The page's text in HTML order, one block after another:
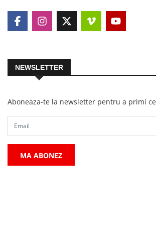
NEWSLETTER
Aboneaza-te la newsletter pentru a primi
MA ABONEZ